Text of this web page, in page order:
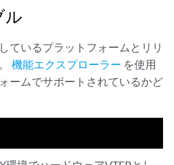
ル
ているプラットフォームとリリ
機能エクスプローラー を使用
ームでサポートされているかど